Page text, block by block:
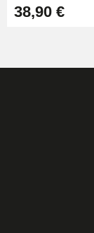
38,90 €